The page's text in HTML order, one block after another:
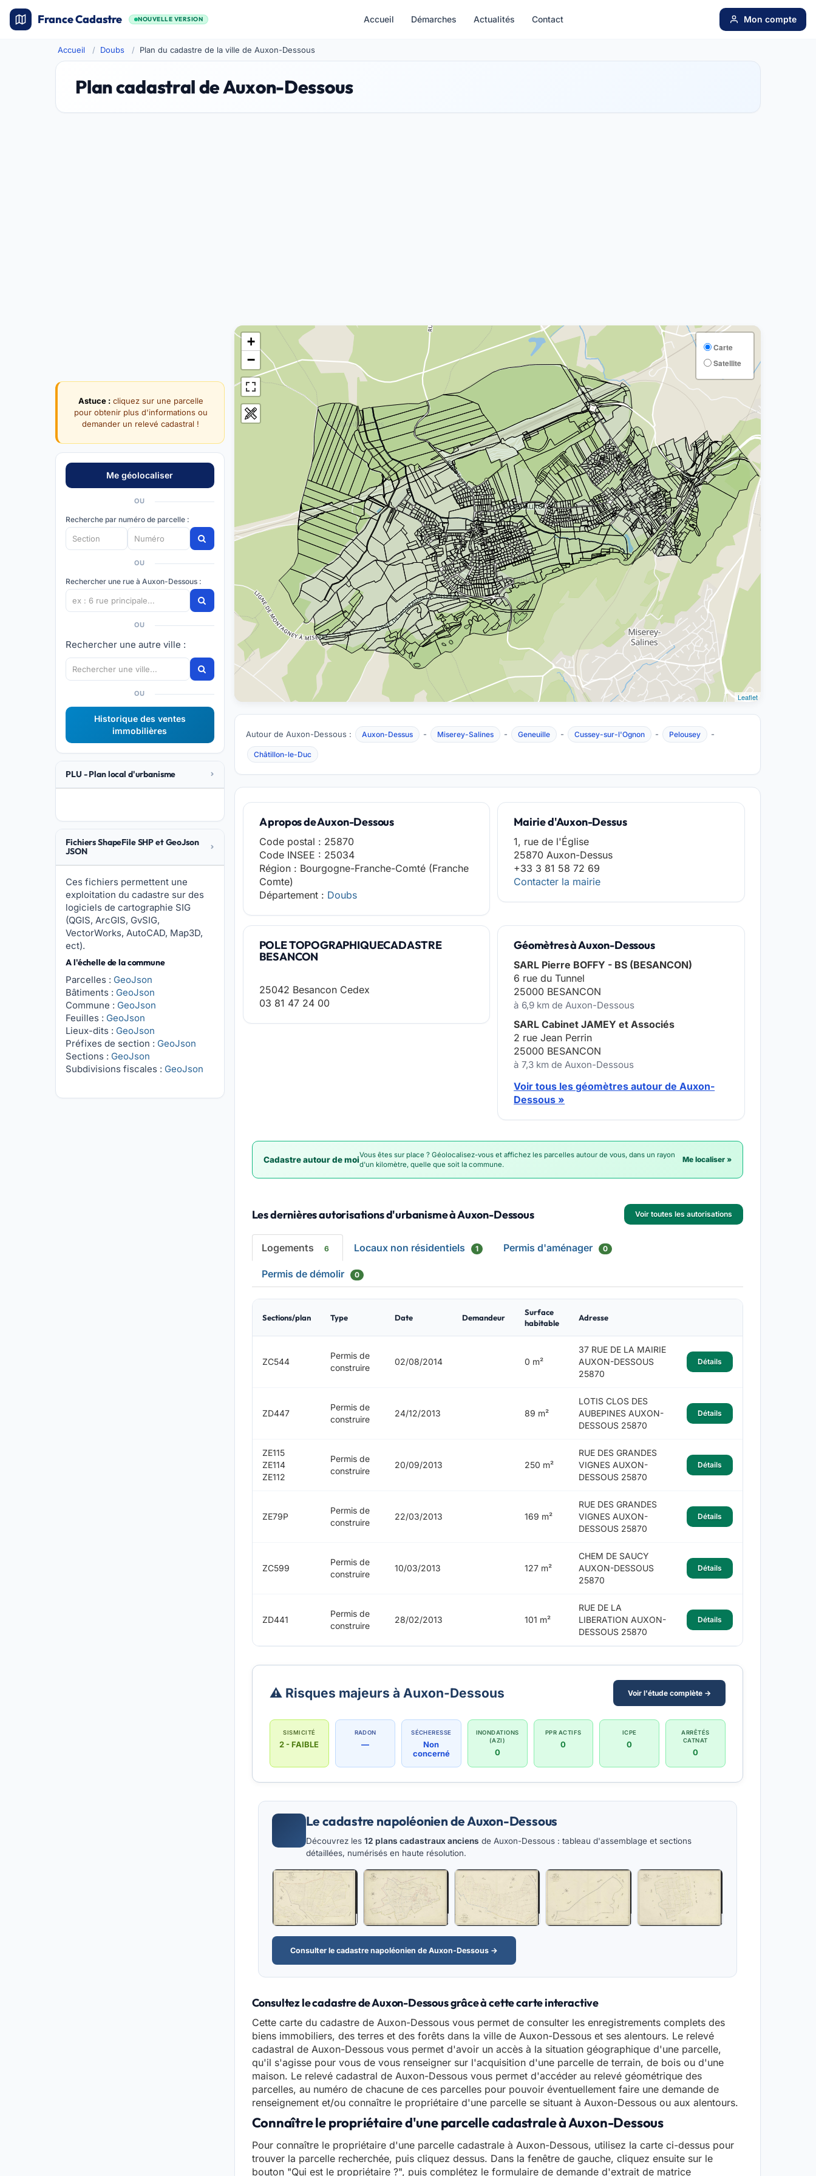
France Cadastre NOUVELLE VERSION Accueil Démarches Actualités Contact Mon compte
Accueil Doubs Plan du cadastre de la ville de Auxon-Dessous
Plan cadastral de Auxon-Dessous
Astuce :cliquez sur une parcelle
pour obtenir plus d'informations ou
demander un relevé cadastral !
OU
Recherche par numéro de parcelle :
OU
Rechercher une rue à Auxon-Dessous :
OU
Rechercher une autre ville :
OU
Historique des ventes
immobilières
PLU - Plan local d'urbanisme
Fichiers ShapeFile SHP et GeoJson
JSON
Ces fichiers permettent une
exploitation du cadastre sur des
logiciels de cartographie SIG
(QGIS, ArcGIS, GvSIG,
VectorWorks, AutoCAD, Map3D,
ect).
A l'échelle de la commune
Parcelles : GeoJson
Bâtiments : GeoJson
Commune : GeoJson
Feuilles : GeoJson
Lieux-dits : GeoJson
Préfixes de section : GeoJson
Sections : GeoJson
Subdivisions fiscales : GeoJson
+
−
Carte
Satellite
Leaflet
Autour de Auxon-Dessous : Auxon-Dessus - Miserey-Salines - Geneuille - Cussey-sur-l'Ognon - Pelousey -
Châtillon-le-Duc
A propos de Auxon-Dessous
Code postal : 25870
Code INSEE : 25034
Région : Bourgogne-Franche-Comté (Franche
Comte)
Département : Doubs
Mairie d'Auxon-Dessus
1, rue de l'Église
25870 Auxon-Dessus
+33 3 81 58 72 69
Contacter la mairie
POLE TOPOGRAPHIQUECADASTRE
BESANCON
25042 Besancon Cedex
03 81 47 24 00
Géomètres à Auxon-Dessous
SARL Pierre BOFFY - BS (BESANCON)
6 rue du Tunnel
25000 BESANCON
à 6,9 km de Auxon-Dessous
SARL Cabinet JAMEY et Associés
2 rue Jean Perrin
25000 BESANCON
à 7,3 km de Auxon-Dessous
Voir tous les géomètres autour de Auxon-
Dessous »
Cadastre autour de moiVous êtes sur place ? Géolocalisez-vous et affichez les parcelles autour de vous, dans un rayon
d'un kilomètre, quelle que soit la commune.
Me localiser »
Les dernières autorisations d'urbanisme à Auxon-Dessous Voir toutes les autorisations
Logements 6 Locaux non résidentiels 1 Permis d'aménager 0
Permis de démolir 0
Sections/plan Type Date Demandeur
Surface
habitable
Adresse
ZC544
Permis de
construire
02/08/2014 0 m²
37 RUE DE LA MAIRIE
AUXON-DESSOUS
25870
Détails
ZD447
Permis de
construire
24/12/2013 89 m²
LOTIS CLOS DES
AUBEPINES AUXON-
DESSOUS 25870
Détails
ZE115
ZE114
ZE112
Permis de
construire
20/09/2013 250 m²
RUE DES GRANDES
VIGNES AUXON-
DESSOUS 25870
Détails
ZE79P
Permis de
construire
22/03/2013 169 m²
RUE DES GRANDES
VIGNES AUXON-
DESSOUS 25870
Détails
ZC599
Permis de
construire
10/03/2013 127 m²
CHEM DE SAUCY
AUXON-DESSOUS
25870
Détails
ZD441
Permis de
construire
28/02/2013 101 m²
RUE DE LA
LIBERATION AUXON-
DESSOUS 25870
Détails
⚠️ Risques majeurs à Auxon-Dessous Voir l'étude complète →
SISMICITÉ
2 - FAIBLE
RADON
—
SÉCHERESSE
Non
concerné
INONDATIONS
(AZI)
0
PPR ACTIFS
0
ICPE
0
ARRÊTÉS
CATNAT
0
Le cadastre napoléonien de Auxon-Dessous
Découvrez les 12 plans cadastraux anciens de Auxon-Dessous : tableau d'assemblage et sections
détaillées, numérisés en haute résolution.
Consulter le cadastre napoléonien de Auxon-Dessous →
Consultez le cadastre de Auxon-Dessous grâce à cette carte interactive
Cette carte du cadastre de Auxon-Dessous vous permet de consulter les enregistrements complets des
biens immobiliers, des terres et des forêts dans la ville de Auxon-Dessous et ses alentours. Le relevé
cadastral de Auxon-Dessous vous permet d'avoir un accès à la situation géographique d'une parcelle,
qu'il s'agisse pour vous de vous renseigner sur l'acquisition d'une parcelle de terrain, de bois ou d'une
maison. Le relevé cadastral de Auxon-Dessous vous permet d'accéder au relevé géométrique des
parcelles, au numéro de chacune de ces parcelles pour pouvoir éventuellement faire une demande de
renseignement et/ou connaître le propriétaire d'une parcelle se situant à Auxon-Dessous ou aux alentours.
Connaître le propriétaire d'une parcelle cadastrale à Auxon-Dessous
Pour connaître le propriétaire d'une parcelle cadastrale à Auxon-Dessous, utilisez la carte ci-dessus pour
trouver la parcelle recherchée, puis cliquez dessus. Dans la fenêtre de gauche, cliquez ensuite sur le
bouton "Qui est le propriétaire ?", puis complétez le formulaire de demande d'extrait de matrice